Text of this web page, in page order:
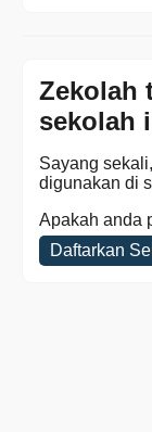
Zekolah
sekolah
Sayang
digunakan di
Apakah anda
Daftarkan